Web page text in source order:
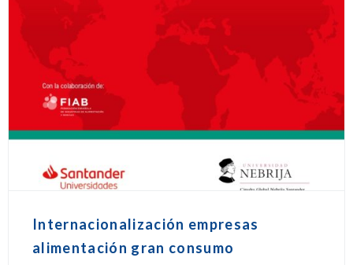
Internacionalización empresas
alimentación gran consumo